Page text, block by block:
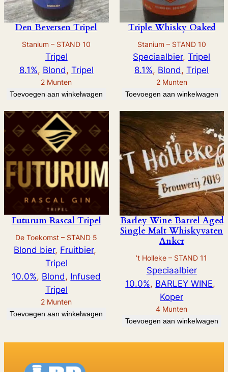
B
u
f
f
l
T
r
a
e
B
a
n
Den Beversen Tripel
Stanium – STAND 10
Tripel
8.1%, Blond , Tripel
2 Munten
Toevoegen aan winkelwagen
Triple Whisky Oaked
Stanium – STAND 10
Speciaalbier, Tripel
8.1%, Blond , Tripel
2 Munten
Toevoegen aan winkelwagen
Futurum Rascal Tripel
De Toekomst – STAND 5
Blond bier, Fruitbier
Tripel
10.0%, Blond, Infused
Tripel
2 Munten
Toevoegen aan winkelwagen
Barley Wine Barrel Aged
Single Malt Whiskyvaten
Anker
’t Holleke – STAND 11
Speciaalbier
10.0%, BARLEY WINE
Koper
4 Munten
Toevoegen aan winkelwagen